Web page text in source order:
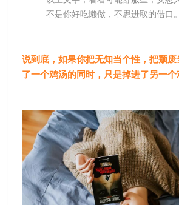
不是你好吃懒做，不思进取的借口。
说到底，如果你把无知当个性，把颓
了一个鸡汤的同时，只是掉进了另一个